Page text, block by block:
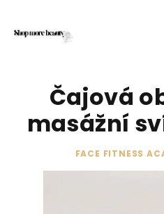
Čajová
masážní
FACE FITNESS